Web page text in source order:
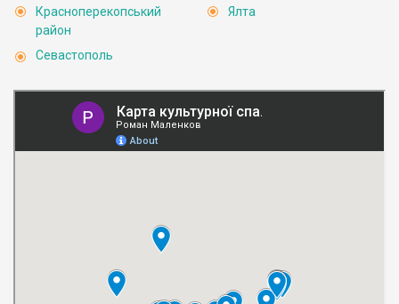
Красноперекопський
район
Севастополь
Ялта